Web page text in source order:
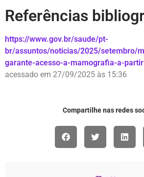
Referências
https://www.gov.br/saude/pt-
br/assuntos/noticias/2025/setembro/
garante-acesso-a-mamografia-a-
acessado em 27/09/2025 às 15:36
Compartilhe nas redes